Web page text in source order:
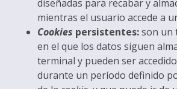
diseñadas para recabar y
mientras el usuario accede a
Cookies persistentes:son un
en el que los datos siguen
terminal y pueden ser
durante un período definido